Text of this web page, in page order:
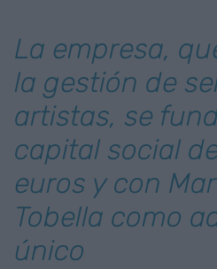
La empresa,
la gestión de
artistas, se
capital social
euros y con
Tobella como
único